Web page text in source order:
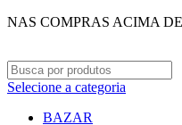
NAS COMPRAS ACIMA
Selecione a categoria
BAZAR